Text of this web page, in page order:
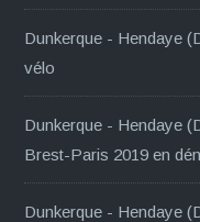
Dunkerque - Hendaye
vélo
Dunkerque - Hendaye
Brest-Paris 2019 en
Dunkerque - Hendaye